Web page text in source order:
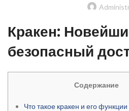
Кракен:
безопасный
Содержание
Что такое кракен и его функции